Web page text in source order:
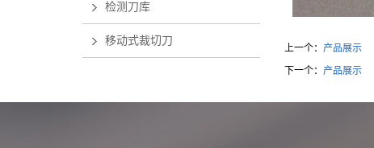
检测刀库
移动式裁切刀
上一个： 产品展示
下一个： 产品展示